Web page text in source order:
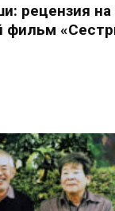
рецензия на